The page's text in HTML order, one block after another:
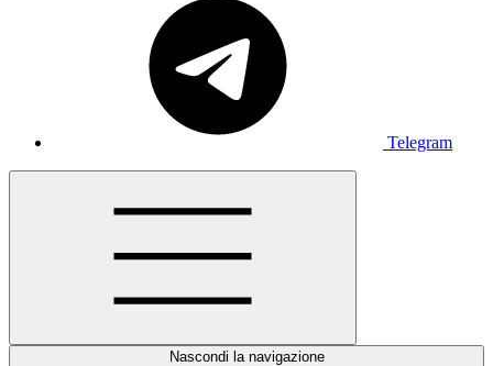
Telegram
Nascondi la navigazione